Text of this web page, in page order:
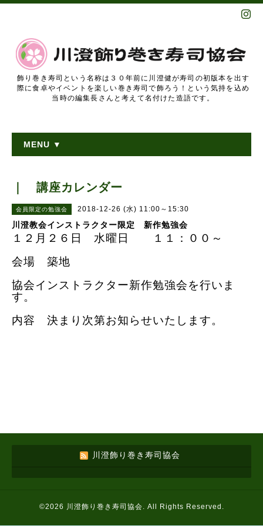
飾り巻き寿司という名称は３０年前に川澄健が寿司の初版本を出す
際に食卓やイベントを楽しい巻き寿司で飾ろう！という気持を込め
当時の編集長さんと考えて名付けた造語です。
MENU ▼
｜ 講座カレンダー
会員限定の勉強会 2018-12-26 (水) 11:00～15:30
川澄教会インストラクター限定 新作勉強会
１２月２６日 水曜日 １１：００～
会場 築地
協会インストラクター新作勉強会を行いま
す。
内容 決まり次第お知らせいたします。
川澄飾り巻き寿司協会
©2026 川澄飾り巻き寿司協会 . All Rights Reserved.